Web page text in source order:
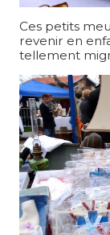
Ces petits
revenir en
tellement